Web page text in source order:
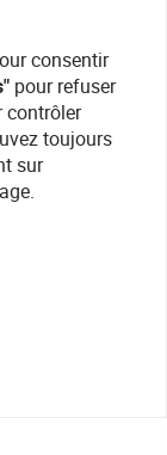
consentir
pour refuser
contrôler
toujours
sur